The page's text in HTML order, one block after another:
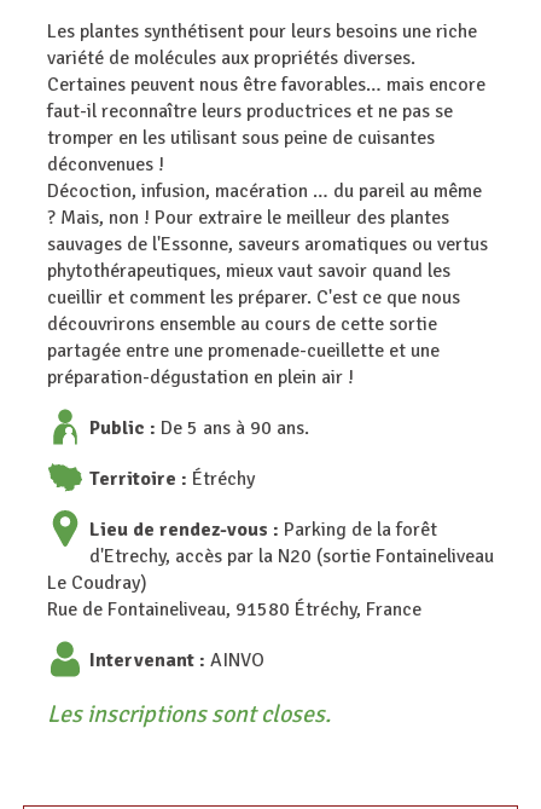
Les plantes synthétisent pour leurs besoins une riche
variété de molécules aux propriétés diverses.
Certaines peuvent nous être favorables… mais encore
faut-il reconnaître leurs productrices et ne pas se
tromper en les utilisant sous peine de cuisantes
déconvenues !
Décoction, infusion, macération … du pareil au même
? Mais, non ! Pour extraire le meilleur des plantes
sauvages de l'Essonne, saveurs aromatiques ou vertus
phytothérapeutiques, mieux vaut savoir quand les
cueillir et comment les préparer. C'est ce que nous
découvrirons ensemble au cours de cette sortie
partagée entre une promenade-cueillette et une
préparation-dégustation en plein air !
Public : De 5 ans à 90 ans.
Territoire : Étréchy
Lieu de rendez-vous : Parking de la forêt
d'Etrechy, accès par la N20 (sortie Fontaineliveau
Le Coudray)
Rue de Fontaineliveau, 91580 Étréchy, France
Intervenant : AINVO
Les inscriptions sont closes.